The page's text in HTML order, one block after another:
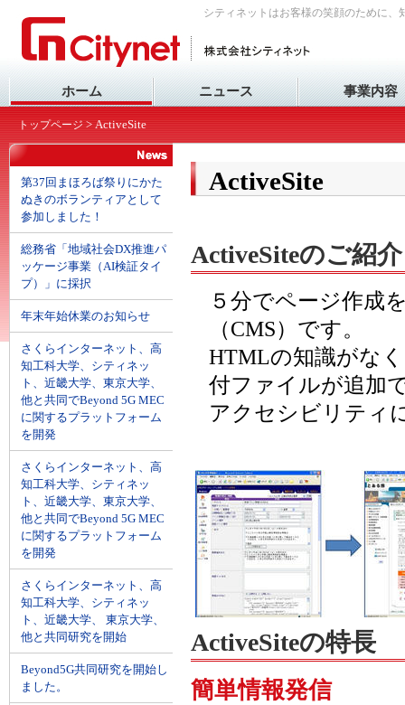
シティネットはお客様の笑顔のために、
ホーム ニュース 事業内容
トップページ> ActiveSite
ActiveSite
ActiveSiteのご紹介
５分でページ作成
（CMS）です。
HTMLの知識がな
付ファイルが追加
アクセシビリティ
ActiveSiteの特長
簡単情報発信
第37回まほろば祭りにかた
ぬきのボランティアとして
参加しました！
総務省「地域社会DX推進パ
ッケージ事業（AI検証タイ
プ）」に採択
年末年始休業のお知らせ
さくらインターネット、高
知工科大学、シティネッ
ト、近畿大学、東京大学、
他と共同でBeyond 5G MEC
に関するプラットフォーム
を開発
さくらインターネット、高
知工科大学、シティネッ
ト、近畿大学、東京大学、
他と共同でBeyond 5G MEC
に関するプラットフォーム
を開発
さくらインターネット、高
知工科大学、シティネッ
ト、近畿大学、 東京大学、
他と共同研究を開始
Beyond5G共同研究を開始し
ました。